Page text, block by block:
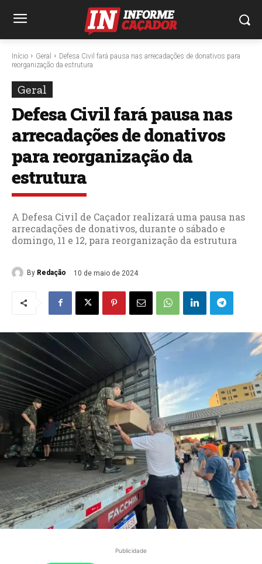
Início Geral
Defesa Civil fará pausa nas arrecadações de donativos para
reorganização da estrutura
Geral
Defesa Civil fará pausa nas
arrecadações de donativos
para reorganização da
estrutura
A Defesa Civil de Caçador realizará uma pausa nas
arrecadações de donativos, durante o sábado e
domingo, 11 e 12, para reorganização da estrutura
By Redação 10 de maio de 2024
Publicidade